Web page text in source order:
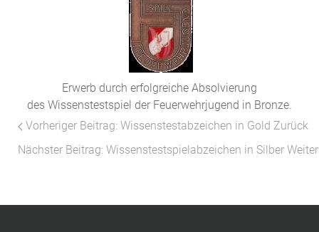
Erwerb durch erfolgreiche Absolvierung
des Wissenstestspiel der Feuerwehrjugend in Bronze.
Vorheriger Beitrag: Wissenstestabzeichen in Gold Zurück
Nächster Beitrag: Wissenstestspielabzeichen in Silber Weiter